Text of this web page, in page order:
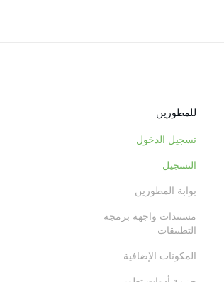
للمطورين
تسجيل الدخول
التسجيل
بوابة المطورين
مستندات واجهة برمجة
التطبيقات
المكونات الإضافية